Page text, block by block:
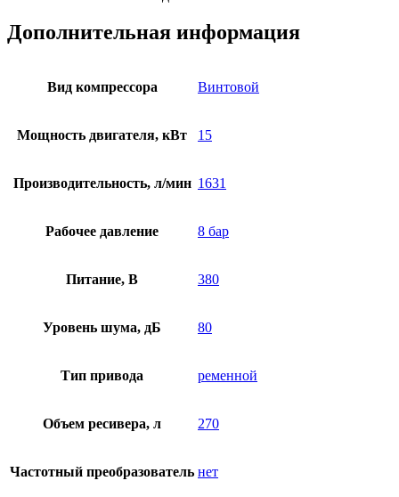
Дополнительная информация
Вид компрессора Винтовой
Мощность двигателя, кВт 15
Производительность, л/мин 1631
Рабочее давление 8 бар
Питание, В 380
Уровень шума, дБ 80
Тип привода ременной
Объем ресивера, л 270
Частотный преобразователь нет